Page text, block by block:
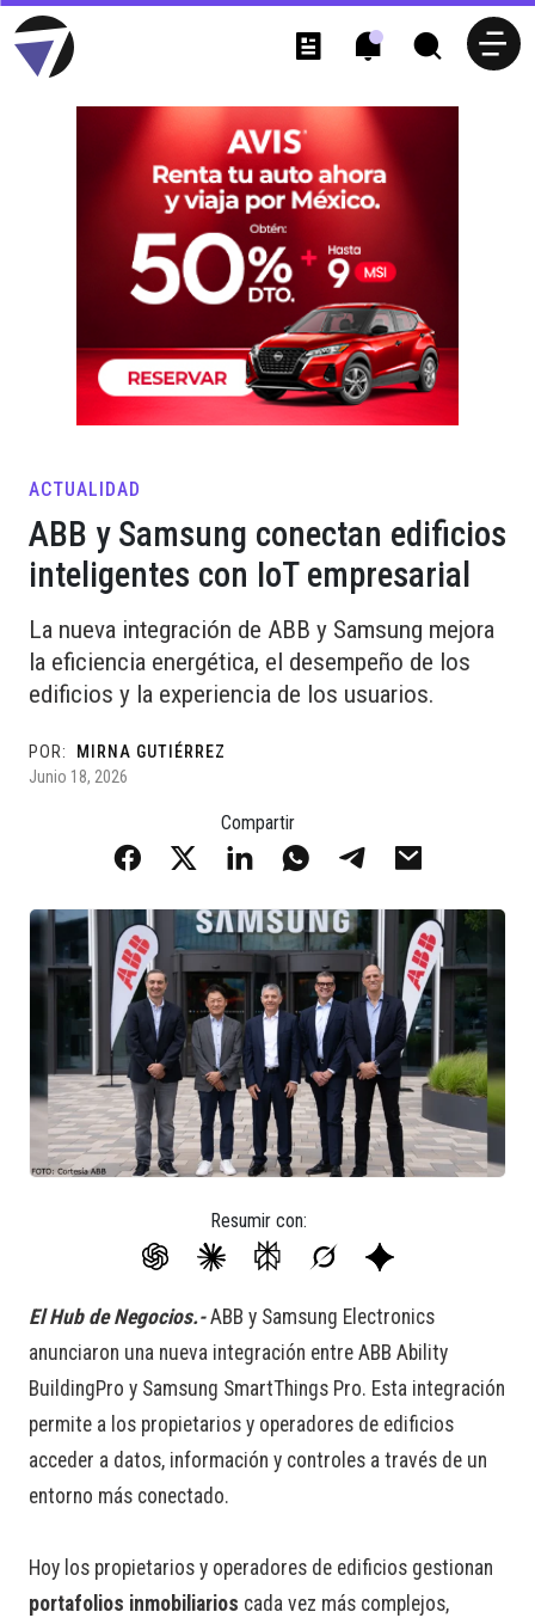
ACTUALIDAD
ABB y Samsung conectan edificios
inteligentes con IoT empresarial
La nueva integración de ABB y Samsung mejora
la eficiencia energética, el desempeño de los
edificios y la experiencia de los usuarios.
POR:
MIRNA GUTIÉRREZ
Junio 18, 2026
Compartir
Resumir con:
El Hub de Negocios.- ABB y Samsung Electronics
anunciaron una nueva integración entre ABB Ability
BuildingPro y Samsung SmartThings Pro. Esta integración
permite a los propietarios y operadores de edificios
acceder a datos, información y controles a través de un
entorno más conectado.
Hoy los propietarios y operadores de edificios gestionan
portafolios inmobiliarios cada vez más complejos,